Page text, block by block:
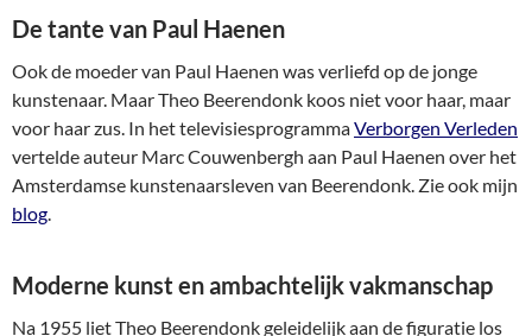
De tante van Paul Haenen
Ook de moeder van Paul Haenen was verliefd op de jonge
kunstenaar. Maar Theo Beerendonk koos niet voor haar, maar
voor haar zus. In het televisiesprogrammaVerborgen Verleden
vertelde auteur Marc Couwenbergh aan Paul Haenen over het
Amsterdamse kunstenaarsleven van Beerendonk. Zie ook mijn
blog.
Moderne kunst en ambachtelijk vakmanschap
Na 1955 liet Theo Beerendonk geleidelijk aan de figuratie los